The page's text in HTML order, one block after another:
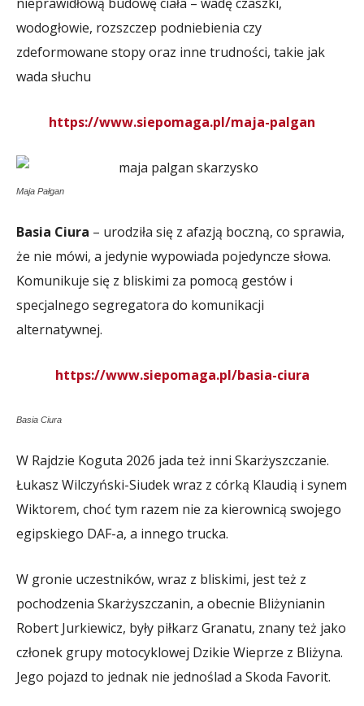
wodogłowie, rozszczep podniebienia czy
zdeformowane stopy oraz inne trudności, takie jak
wada słuchu
https://www.siepomaga.pl/maja-palgan
Maja Pałgan
Basia Ciura – urodziła się z afazją boczną, co sprawia,
że nie mówi, a jedynie wypowiada pojedyncze słowa.
Komunikuje się z bliskimi za pomocą gestów i
specjalnego segregatora do komunikacji
alternatywnej.
https://www.siepomaga.pl/basia-ciura
Basia Ciura
W Rajdzie Koguta 2026 jada też inni Skarżyszczanie.
Łukasz Wilczyński-Siudek wraz z córką Klaudią i synem
Wiktorem, choć tym razem nie za kierownicą swojego
egipskiego DAF-a, a innego trucka.
W gronie uczestników, wraz z bliskimi, jest też z
pochodzenia Skarżyszczanin, a obecnie Bliżynianin
Robert Jurkiewicz, były piłkarz Granatu, znany też jako
członek grupy motocyklowej Dzikie Wieprze z Bliżyna.
Jego pojazd to jednak nie jednoślad a Skoda Favorit.